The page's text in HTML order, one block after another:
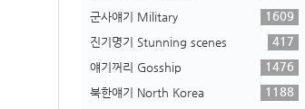
군사얘기 Military
1609
진기명기 Stunning scenes
417
얘기꺼리 Gosship
1476
북한얘기 North Korea
1188